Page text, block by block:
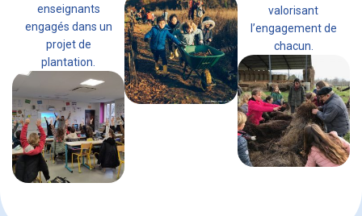
enseignants
engagés dans un
projet de
plantation.
valorisant
l’engagement de
chacun.